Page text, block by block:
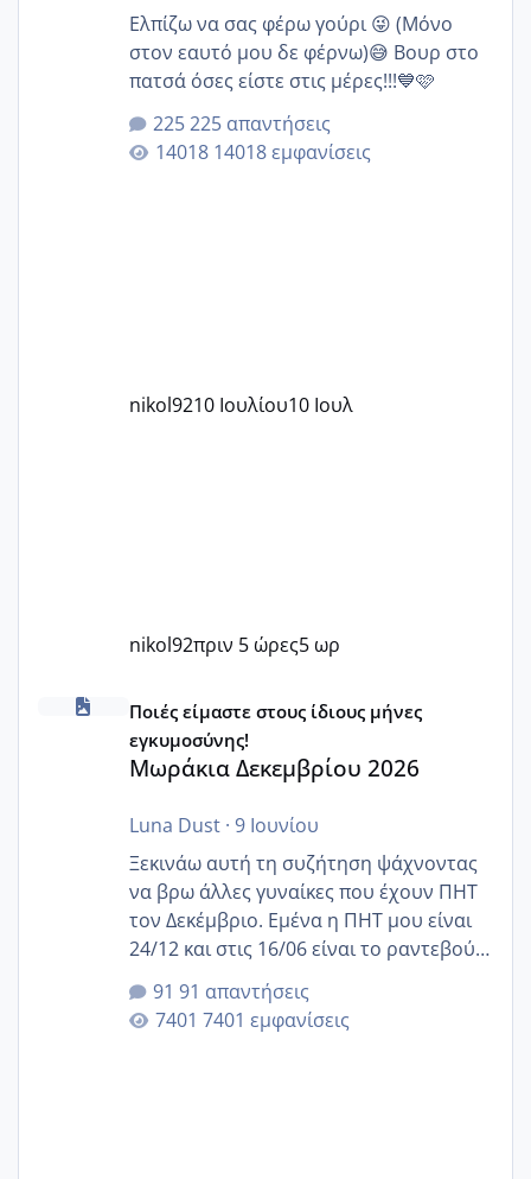
Ελπίζω να σας φέρω γούρι 😜 (Μόνο
στον εαυτό μου δε φέρνω)😅 Βουρ στο
πατσά όσες είστε στις μέρες!!!💙🩷
225 απαντήσεις
14018 εμφανίσεις
nikol9210 Ιουλίου10 Ιουλ
nikol92πριν 5 ώρες5 ωρ
Μωράκια Δεκεμβρίου 2026
Ποιές είμαστε στους ίδιους μήνες
εγκυμοσύνης!
Μωράκια Δεκεμβρίου 2026
Luna Dust· 9 Ιουνίου
Ξεκινάω αυτή τη συζήτηση ψάχνοντας
να βρω άλλες γυναίκες που έχουν ΠΗΤ
τον Δεκέμβριο. Εμένα η ΠΗΤ μου είναι
24/12 και στις 16/06 είναι το ραντεβού
της αυχενικής διαφάνειας. Έχω αρκετό
άγχος και οι μέρες δεν φαίνεται να
περνάνε με τίποτα.
91 απαντήσεις
7401 εμφανίσεις